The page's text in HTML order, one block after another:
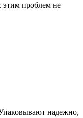
этим проблем не
надежно,